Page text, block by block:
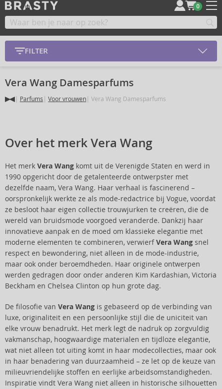
0
FILTER
Vera Wang Damesparfums
Parfums Voor vrouwen Vera Wang Damesparfums
Over het merk Vera Wang
Het merk Vera Wang komt uit de Verenigde Staten en werd in
1990 opgericht door de getalenteerde ontwerpster met
dezelfde naam, Vera Wang. Haar verhaal is fascinerend –
oorspronkelijk werkte ze als mode-redactrice bij Vogue, voordat
ze besloot haar eigen collectie trouwjurken te creëren, die de
wereld van bruidsmode voorgoed veranderde. Dankzij haar
innovatieve aanpak en de moed om klassieke elegantie met
moderne elementen te combineren, verwierfVera Wang snel
respect en bewondering, niet alleen in de mode-industrie,
maar ook onder beroemdheden. Haar originele ontwerpen
werden gedragen door onder anderen Kim Kardashian, Victoria
Beckham en Chelsea Clinton op hun grote dag.
De filosofie van Vera Wang is gebaseerd op de verbinding van
luxe, originaliteit en een persoonlijke stijl die de uniciteit van
elke vrouw benadrukt. Het merk legt de nadruk op zorgvuldig
vakmanschap, hoogwaardige materialen en tijdloze elegantie,
wat niet alleen tot uiting komt in haar modecollecties, maar ook
in haar benadering van duurzaamheid – ze let op de keuze van
milieuvriendelijke stoffen en eerlijke arbeidsomstandigheden.
Inspiratie vindt Vera Wang niet alleen in historische silhouetten